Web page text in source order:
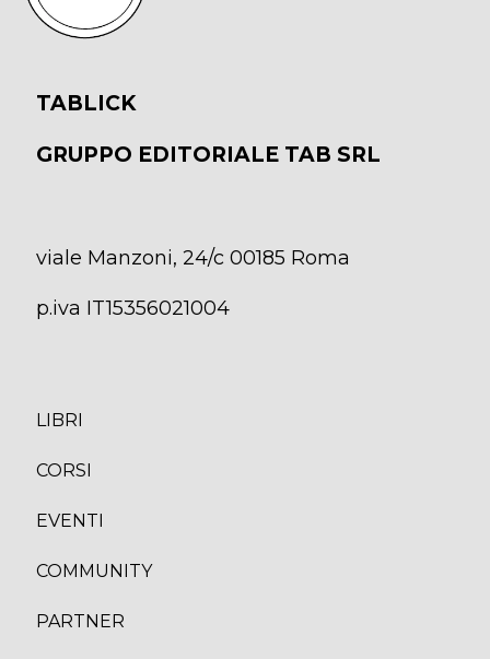
TABLICK
GRUPPO EDITORIALE TAB SRL
viale Manzoni, 24/c 00185 Roma
p.iva IT15356021004
LIBRI
CORSI
EVENTI
COMMUNITY
PARTNER